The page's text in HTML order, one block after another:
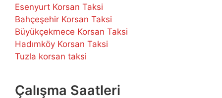
Esenyurt Korsan Taksi
Bahçeşehir Korsan Taksi
Büyükçekmece Korsan Taksi
Hadımköy Korsan Taksi
Tuzla korsan taksi
Çalışma Saatleri